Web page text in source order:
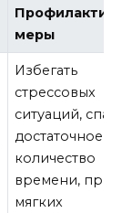
меры
Избегать
стрессовых
ситуаций,
достаточное
количество
времени,
мягких